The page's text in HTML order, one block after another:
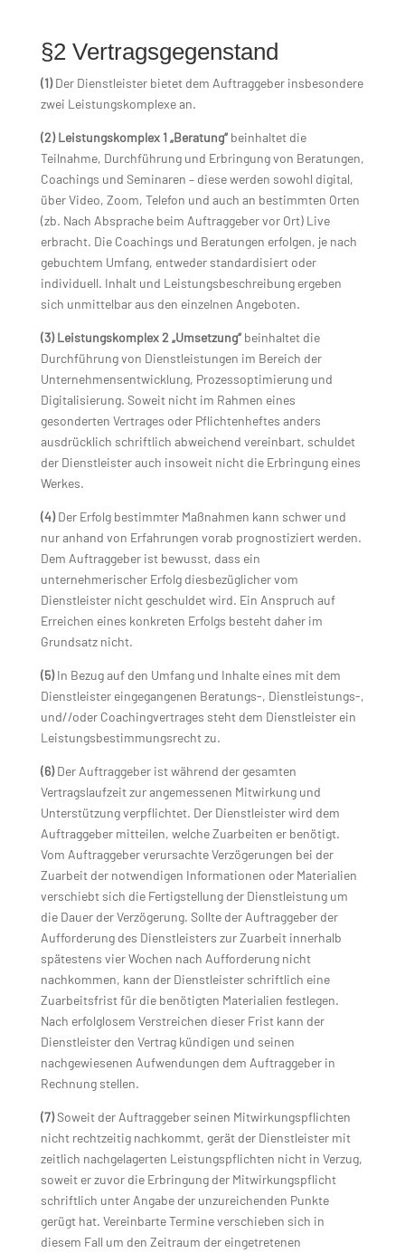
§2 Vertragsgegenstand
(1)Der Dienstleister bietet dem Auftraggeber insbesondere
zwei Leistungskomplexe an.
(2) Leistungskomplex 1 „Beratung“beinhaltet die
Teilnahme, Durchführung und Erbringung von Beratungen,
Coachings und Seminaren – diese werden sowohl digital,
über Video, Zoom, Telefon und auch an bestimmten Orten
(zb. Nach Absprache beim Auftraggeber vor Ort) Live
erbracht. Die Coachings und Beratungen erfolgen, je nach
gebuchtem Umfang, entweder standardisiert oder
individuell. Inhalt und Leistungsbeschreibung ergeben
sich unmittelbar aus den einzelnen Angeboten.
(3) Leistungskomplex 2 „Umsetzung“beinhaltet die
Durchführung von Dienstleistungen im Bereich der
Unternehmensentwicklung, Prozessoptimierung und
Digitalisierung. Soweit nicht im Rahmen eines
gesonderten Vertrages oder Pflichtenheftes anders
ausdrücklich schriftlich abweichend vereinbart, schuldet
der Dienstleister auch insoweit nicht die Erbringung eines
Werkes.
(4)Der Erfolg bestimmter Maßnahmen kann schwer und
nur anhand von Erfahrungen vorab prognostiziert werden.
Dem Auftraggeber ist bewusst, dass ein
unternehmerischer Erfolg diesbezüglicher vom
Dienstleister nicht geschuldet wird. Ein Anspruch auf
Erreichen eines konkreten Erfolgs besteht daher im
Grundsatz nicht.
(5)In Bezug auf den Umfang und Inhalte eines mit dem
Dienstleister eingegangenen Beratungs-, Dienstleistungs-,
und//oder Coachingvertrages steht dem Dienstleister ein
Leistungsbestimmungsrecht zu.
(6)Der Auftraggeber ist während der gesamten
Vertragslaufzeit zur angemessenen Mitwirkung und
Unterstützung verpflichtet. Der Dienstleister wird dem
Auftraggeber mitteilen, welche Zuarbeiten er benötigt.
Vom Auftraggeber verursachte Verzögerungen bei der
Zuarbeit der notwendigen Informationen oder Materialien
verschiebt sich die Fertigstellung der Dienstleistung um
die Dauer der Verzögerung. Sollte der Auftraggeber der
Aufforderung des Dienstleisters zur Zuarbeit innerhalb
spätestens vier Wochen nach Aufforderung nicht
nachkommen, kann der Dienstleister schriftlich eine
Zuarbeitsfrist für die benötigten Materialien festlegen.
Nach erfolglosem Verstreichen dieser Frist kann der
Dienstleister den Vertrag kündigen und seinen
nachgewiesenen Aufwendungen dem Auftraggeber in
Rechnung stellen.
(7)Soweit der Auftraggeber seinen Mitwirkungspflichten
nicht rechtzeitig nachkommt, gerät der Dienstleister mit
zeitlich nachgelagerten Leistungspflichten nicht in Verzug,
soweit er zuvor die Erbringung der Mitwirkungspflicht
schriftlich unter Angabe der unzureichenden Punkte
gerügt hat. Vereinbarte Termine verschieben sich in
diesem Fall um den Zeitraum der eingetretenen